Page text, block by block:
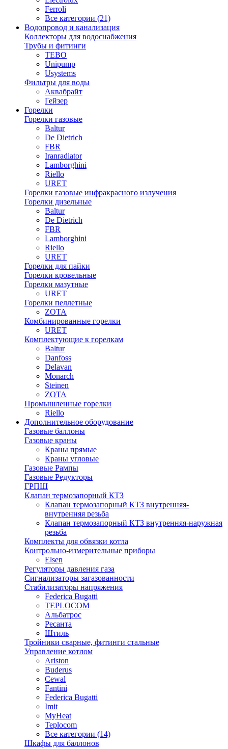
Ferroli
Все категории (21)
Водопровод и канализация
Коллекторы для водоснабжения
Трубы и фитинги
TEBO
Unipump
Usystems
Фильтры для воды
Аквабрайт
Гейзер
Горелки
Горелки газовые
Baltur
De Dietrich
FBR
Iranradiator
Lamborghini
Riello
URET
Горелки газовые инфракрасного излучения
Горелки дизельные
Baltur
De Dietrich
FBR
Lamborghini
Riello
URET
Горелки для пайки
Горелки кровельные
Горелки мазутные
URET
Горелки пеллетные
ZOTA
Комбинированные горелки
URET
Комплектующие к горелкам
Baltur
Danfoss
Delavan
Monarch
Steinen
ZOTA
Промышленные горелки
Riello
Дополнительное оборудование
Газовые баллоны
Газовые краны
Краны прямые
Краны угловые
Газовые Рампы
Газовые Редукторы
ГРПШ
Клапан термозапорный КТЗ
Клапан термозапорный КТЗ внутренняя-
внутренняя резьба
Клапан термозапорный КТЗ внутренняя-наружная
резьба
Комплекты для обвязки котла
Контрольно-измерительные приборы
Elsen
Регуляторы давления газа
Сигнализаторы загазованности
Стабилизаторы напряжения
Federica Bugatti
TEPLOCOM
Альбатрос
Ресанта
Штиль
Тройники сварные, фитинги стальные
Управление котлом
Ariston
Buderus
Cewal
Fantini
Federica Bugatti
Imit
MyHeat
Teplocom
Все категории (14)
Шкафы для баллонов